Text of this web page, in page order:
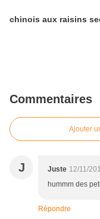
chinois aux raisins
Commentaires
Ajouter
J Juste 12/11/
hummm des
Répondre